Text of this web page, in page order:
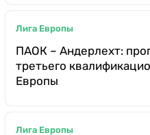
Лига Европы
ПАОК – Андерлехт:
третьего
Европы
Лига Европы